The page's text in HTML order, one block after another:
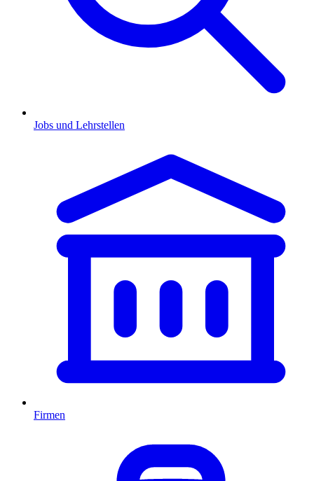
Jobs und Lehrstellen
Firmen